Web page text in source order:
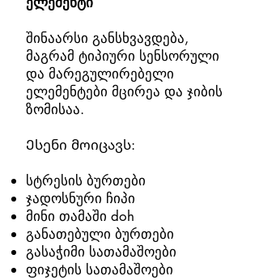
შინაარსი განსხვავდება,
მაგრამ ტიპიური სენსორული
და მარეგულირებელი
ელემენტები მცირეა და ჯიბის
ზომისაა.
Ესენი მოიცავს:
სტრესის ბურთები
ჯადოსნური ჩიპი
მინი თამაში doh
განათებული ბურთები
გასაჭიმი სათამაშოები
ფიჯეტის სათამაშოები